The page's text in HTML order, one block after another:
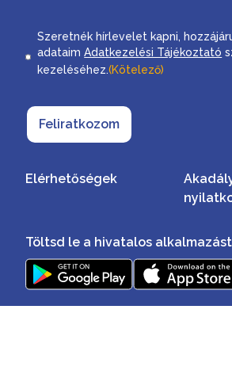
Consent
Szeretnék hírlevelet kapni,
adataimAdatkezelési Tájékoztató
kezeléséhez.(Kötelező)
Feliratkozom
Elérhetőségek
Töltsd le a hivatalos alkalmazást